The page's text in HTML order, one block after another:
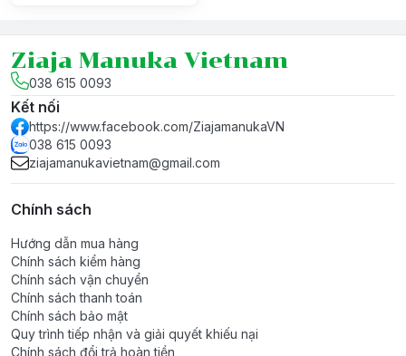
Ziaja Manuka Vietnam
038 615 0093
Kết nối
https://www.facebook.com/ZiajamanukaVN
038 615 0093
ziajamanukavietnam@gmail.com
Chính sách
Hướng dẫn mua hàng
Chính sách kiểm hàng
Chính sách vận chuyển
Chính sách thanh toán
Chính sách bảo mật
Quy trình tiếp nhận và giải quyết khiếu nại
Chính sách đổi trả hoàn tiền